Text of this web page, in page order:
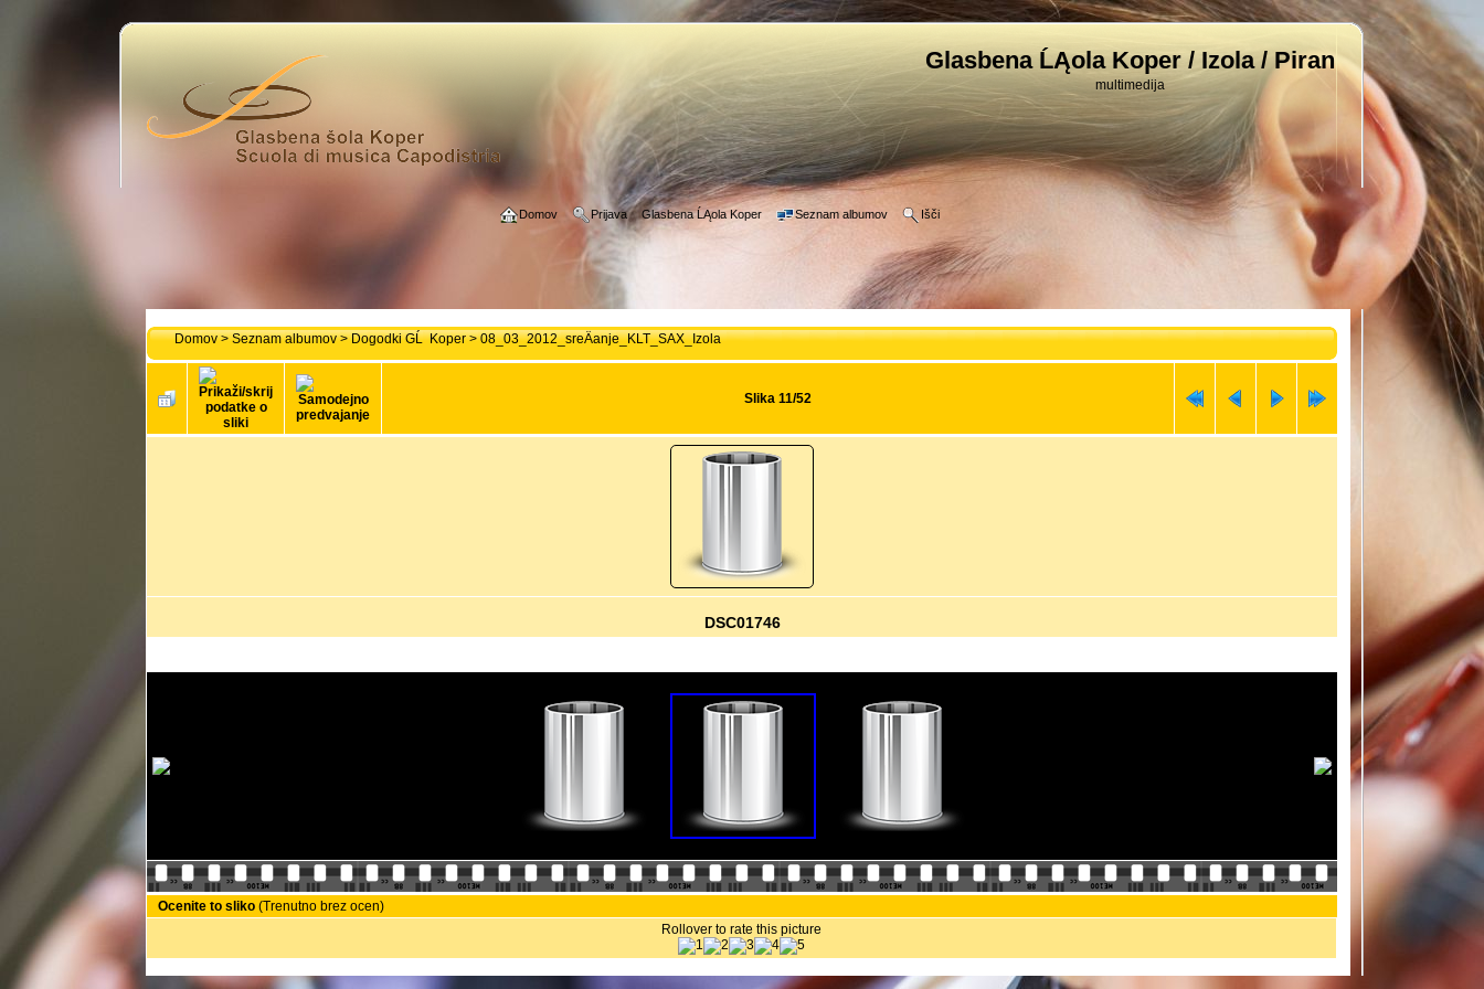
Glasbena ĹĄola Koper / Izola / Piran
multimedija
Domov Prijava Glasbena ĹĄola Koper Seznam albumov Išči
Domov>Seznam albumov>Dogodki GĹ Koper>08_03_2012_sreÄanje_KLT_SAX_Izola
Slika 11/52
DSC01746
Ocenite to sliko (Trenutno brez ocen)
Rollover to rate this picture